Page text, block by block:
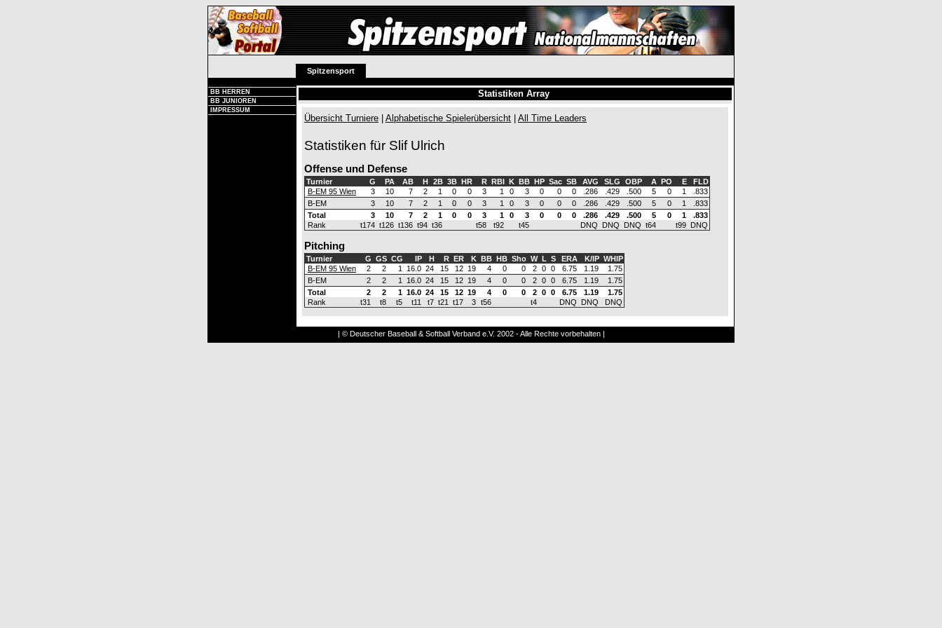
Spitzensport
BB HERREN
BB JUNIOREN
IMPRESSUM
Statistiken Array
Übersicht Turniere Alphabetische Spielerübersicht All Time Leaders
Statistiken für Slif Ulrich
Offense und Defense
Turnier G PA AB H 2B 3B HR R RBI K BB HP Sac SB AVG SLG OBP A PO E
FLD
B-EM 95 Wien
3 10 7 2 1 0 0 3 1 0 3 0 0 0 .286 .429 .500 5 0 1
.833
B-EM
3 10 7 2 1 0 0 3 1 0 3 0 0 0 .286 .429 .500 5 0 1
.833
Total
3 10 7 2 1 0 0 3 1 0 3 0 0 0 .286 .429 .500 5 0 1
.833
Rank
t174 t126 t136 t94 t36 t58 t92 t45 DNQ DNQ DNQ t64 t99 DNQ
Pitching
Turnier G GS CG IP H R ER K BB HB Sho W L S ERA K/IP WHIP
B-EM 95 Wien
2 2 1 16.0 24 15 12 19 4 0 0 2 0 0 6.75 1.19
1.75
B-EM
2 2 1 16.0 24 15 12 19 4 0 0 2 0 0 6.75 1.19
1.75
Total
2 2 1 16.0 24 15 12 19 4 0 0 2 0 0 6.75 1.19
1.75
Rank
t31 t8 t5 t11 t7 t21 t17 3 t56 t4 DNQ DNQ DNQ
| © Deutscher Baseball & Softball Verband e.V. 2002 - Alle Rechte vorbehalten |